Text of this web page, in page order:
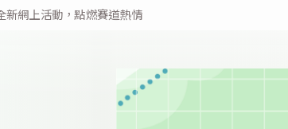
網上活動，點燃賽道熱情